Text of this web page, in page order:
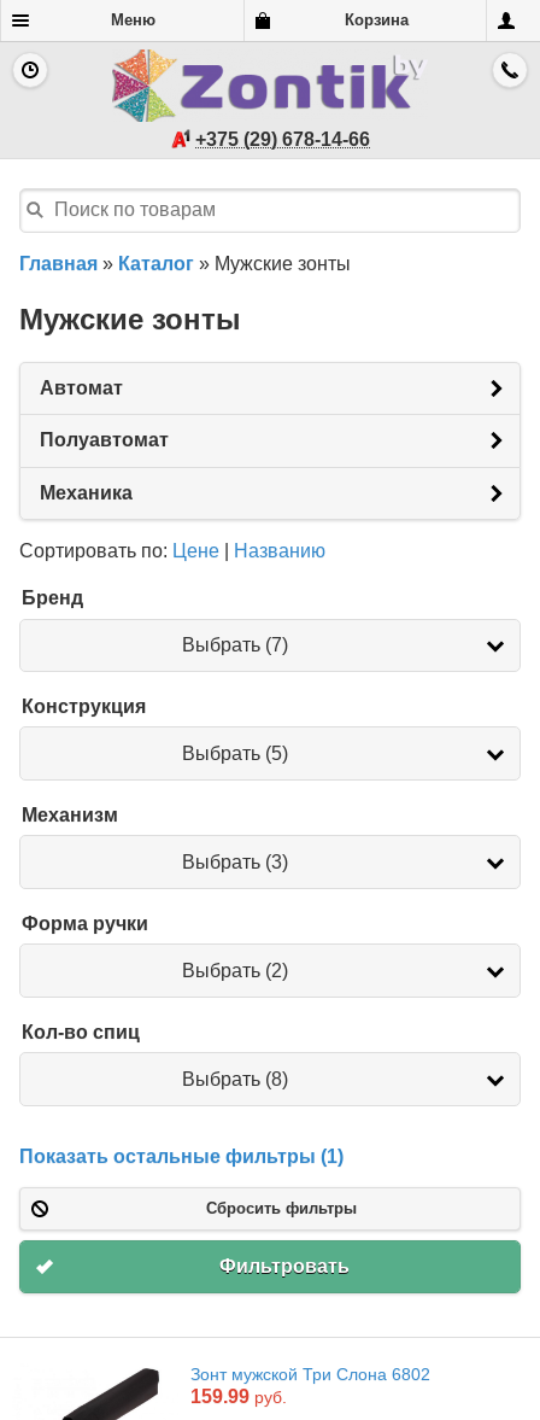
Меню Корзина
+375 (29) 678-14-66
Главная » Каталог » Мужские зонты
Мужские зонты
Автомат
Полуавтомат
Механика
Сортировать по: Цене Названию
Бренд
Выбрать (7)
Конструкция
Выбрать (5)
Механизм
Выбрать (3)
Форма ручки
Выбрать (2)
Кол-во спиц
спиц
Выбрать (8)
Показать остальные фильтры (1)
Сбросить фильтры
Фильтровать
Зонт мужской Три Слона 6802
159.99 руб.